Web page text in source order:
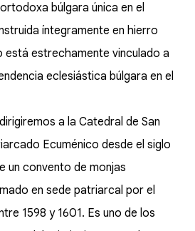
búlgara única en el
íntegramente en hierro
está estrechamente vinculado a
eclesiástica búlgara en el
a la Catedral de San
Ecuménico desde el siglo
un convento de monjas
en sede patriarcal por el
1598 y 1601. Es uno de los